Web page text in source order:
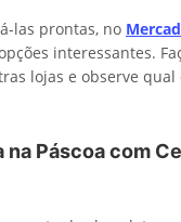
las prontas, no
interessantes.
lojas e observe qual
na Páscoa com